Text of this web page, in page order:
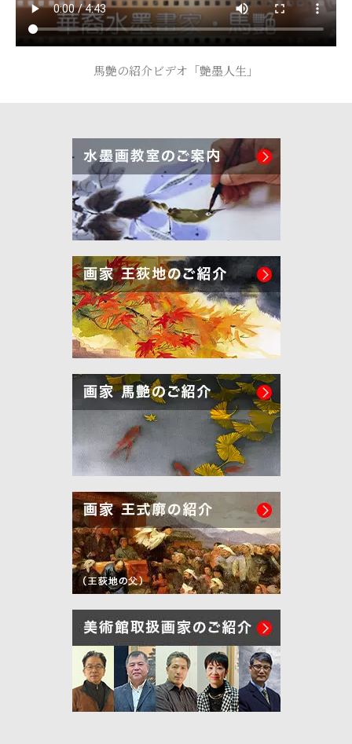
馬艶の紹介ビデオ「艶墨人生」